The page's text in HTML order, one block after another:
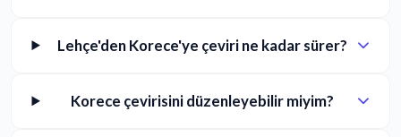
Lehçe'den Korece'ye çeviri ne kadar sürer?
Korece çevirisini düzenleyebilir miyim?